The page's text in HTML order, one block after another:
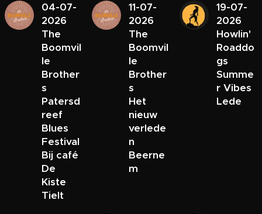
04-07-
2026
The
Boomvil
le
Brother
s
Patersd
reef
Blues
Festival
Bij café
De
Kiste
Tielt
11-07-
2026
The
Boomvil
le
Brother
s
Het
nieuw
verlede
n
Beerne
m
19-07-
2026
Howlin'
Roaddo
gs
Summe
r Vibes
Lede